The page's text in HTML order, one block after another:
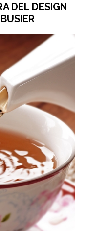
DEL DESIGN